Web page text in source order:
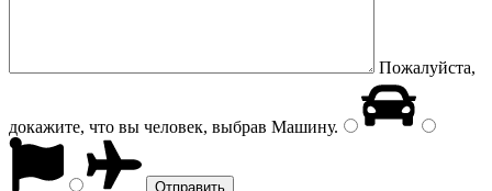
Пожалуйста,
докажите, что вы человек, выбрав Машину.